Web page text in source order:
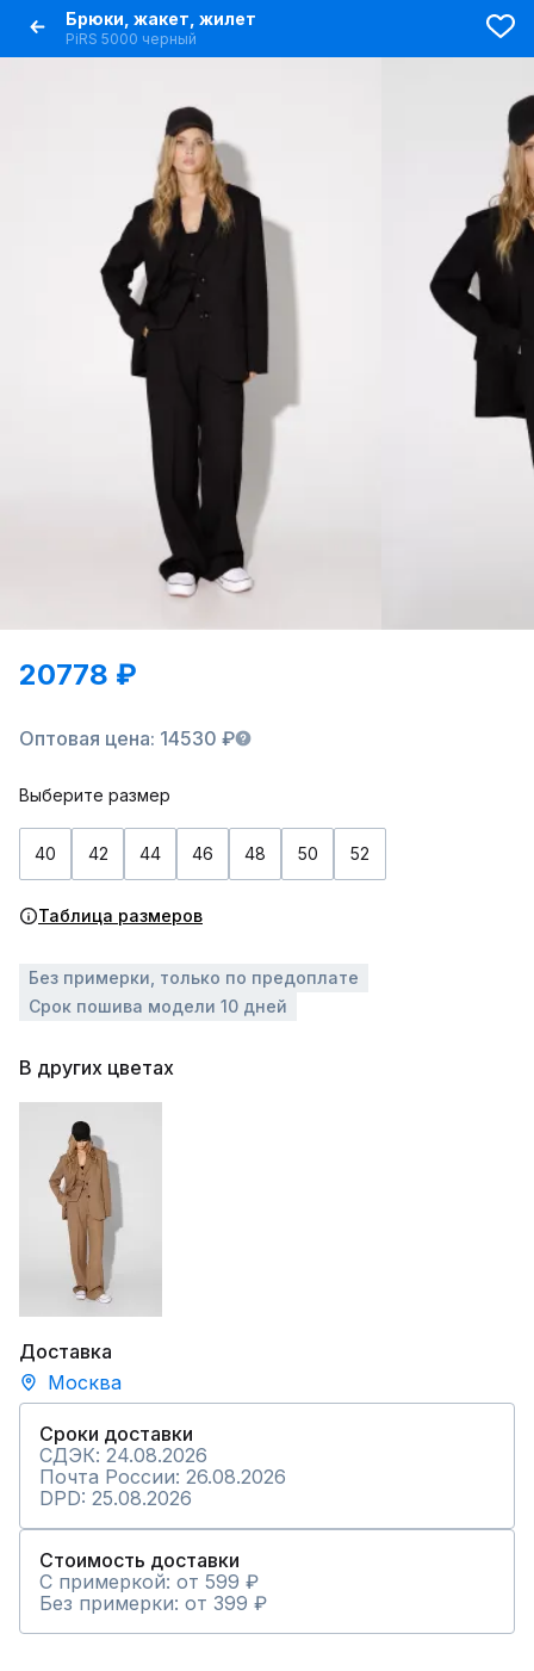
Брюки, жакет, жилет
PiRS 5000 черный
20778 ₽
Оптовая цена: 14530 ₽
Выберите размер
40 42 44 46 48 50 52
Таблица размеров
Без примерки, только по предоплате
Срок пошива модели 10 дней
В других цветах
Доставка
Москва
Сроки доставки
СДЭК: 24.08.2026
Почта России: 26.08.2026
DPD: 25.08.2026
Стоимость доставки
С примеркой: от 599 ₽
Без примерки: от 399 ₽